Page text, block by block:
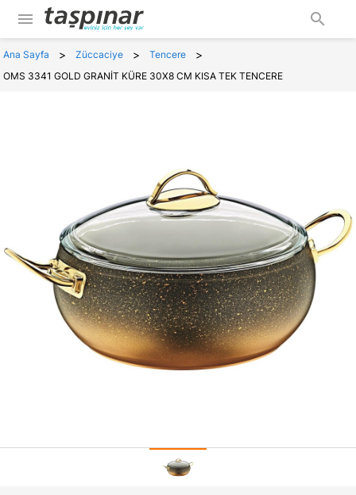
menu search
Ana Sayfa > Züccaciye > Tencere >
OMS 3341 GOLD GRANİT KÜRE 30X8 CM KISA TEK TENCERE